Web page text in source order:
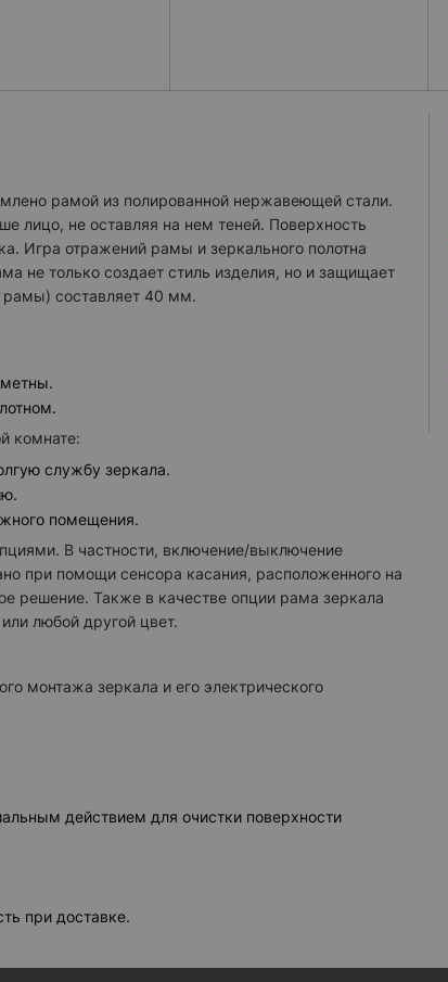
рамой из полированной нержавеющей стали.
лицо, не оставляя на нем теней. Поверхность
Игра отражений рамы и зеркального полотна
не только создает стиль изделия, но и защищает
рамы) составляет 40 мм.
комнате:
службу зеркала.
помещения.
В частности, включение/выключение
при помощи сенсора касания, расположенного на
решение. Также в качестве опции рама зеркала
любой другой цвет.
монтажа зеркала и его электрического
действием для очистки поверхности
при доставке.